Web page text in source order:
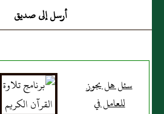
أرسل إلى صديق
سئل هل يجوز
للعامل في